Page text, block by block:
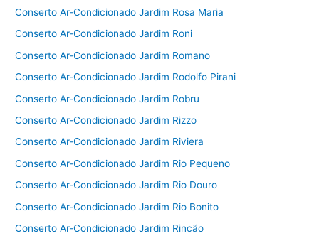
Conserto Ar-Condicionado Jardim Rosa Maria
Conserto Ar-Condicionado Jardim Roni
Conserto Ar-Condicionado Jardim Romano
Conserto Ar-Condicionado Jardim Rodolfo Pirani
Conserto Ar-Condicionado Jardim Robru
Conserto Ar-Condicionado Jardim Rizzo
Conserto Ar-Condicionado Jardim Riviera
Conserto Ar-Condicionado Jardim Rio Pequeno
Conserto Ar-Condicionado Jardim Rio Douro
Conserto Ar-Condicionado Jardim Rio Bonito
Conserto Ar-Condicionado Jardim Rincão